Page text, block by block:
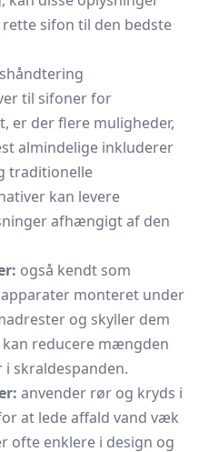
sifon til den bedste
til sifoner for
er der flere muligheder,
almindelige inkluderer
traditionelle
kan levere
afhængigt af den
også kendt som
monteret under
og skyller dem
reducere mængden
skraldespanden.
anvender rør og kryds i
at lede affald vand væk
ofte enklere i design og